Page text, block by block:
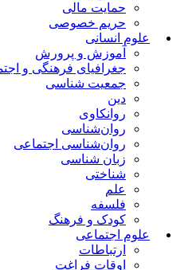
حمایت مالی
حریم خصوصی
علوم انسانی
آموزش و پرورش
جغرافیای فرهنگی و
جمعیت شناسی
دین
روانکاوی
روان‌شناسی
روان‌شناسی اجتماعی
زبان شناسی
شناختی
علم
فلسفه
کودک و فرهنگ
علوم اجتماعی
ارتباطات
اوقات فراغت